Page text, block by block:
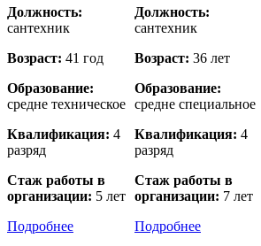
Должность:
сантехник
Возраст: 41 год
Образование:
средне техническое
Квалификация: 4
разряд
Стаж работы в
организации: 5 лет
Подробнее
Должность:
сантехник
Возраст: 36 лет
Образование:
средне специальное
Квалификация: 4
разряд
Стаж работы в
организации: 7 лет
Подробнее